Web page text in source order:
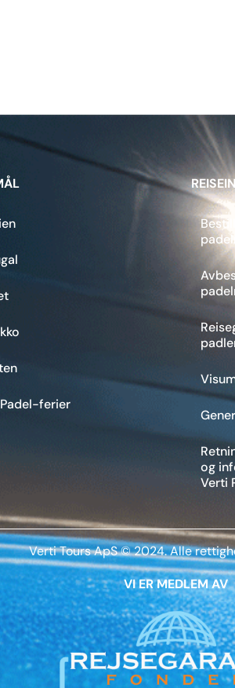
ferier
og
Verti
Verti Tours ApS © 2024. Alle
VI ER MEDLEM AV